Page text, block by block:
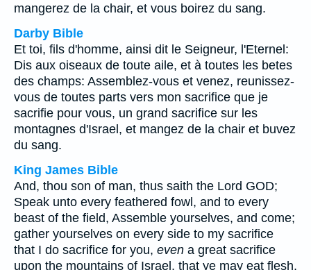
mangerez de la chair, et vous boirez du sang.
Darby Bible
Et toi, fils d'homme, ainsi dit le Seigneur, l'Eternel:
Dis aux oiseaux de toute aile, et à toutes les betes
des champs: Assemblez-vous et venez, reunissez-
vous de toutes parts vers mon sacrifice que je
sacrifie pour vous, un grand sacrifice sur les
montagnes d'Israel, et mangez de la chair et buvez
du sang.
King James Bible
And, thou son of man, thus saith the Lord GOD;
Speak unto every feathered fowl, and to every
beast of the field, Assemble yourselves, and come;
gather yourselves on every side to my sacrifice
that I do sacrifice for you, even a great sacrifice
upon the mountains of Israel, that ye may eat flesh,